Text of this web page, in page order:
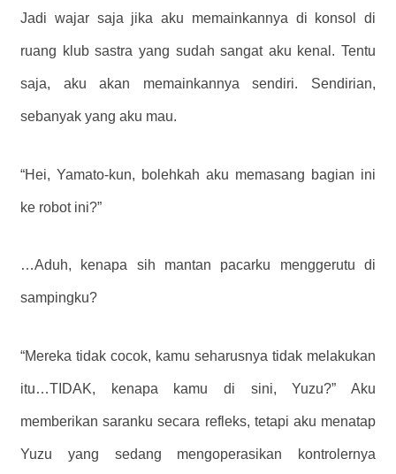
Jadi wajar saja jika aku memainkannya di konsol di
ruang klub sastra yang sudah sangat aku kenal. Tentu
saja, aku akan memainkannya sendiri. Sendirian,
sebanyak yang aku mau.
“Hei, Yamato-kun, bolehkah aku memasang bagian ini
ke robot ini?”
…Aduh, kenapa sih mantan pacarku menggerutu di
sampingku?
“Mereka tidak cocok, kamu seharusnya tidak melakukan
itu…TIDAK, kenapa kamu di sini, Yuzu?” Aku
memberikan saranku secara refleks, tetapi aku menatap
Yuzu yang sedang mengoperasikan kontrolernya